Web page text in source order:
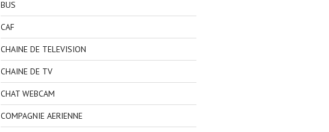
BUS
CAF
CHAINE DE TELEVISION
CHAINE DE TV
CHAT WEBCAM
COMPAGNIE AERIENNE